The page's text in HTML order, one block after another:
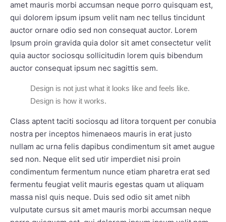
amet mauris morbi accumsan neque porro quisquam est,
qui dolorem ipsum ipsum velit nam nec tellus tincidunt
auctor ornare odio sed non consequat auctor. Lorem
Ipsum proin gravida quia dolor sit amet consectetur velit
quia auctor sociosqu sollicitudin lorem quis bibendum
auctor consequat ipsum nec sagittis sem.
Design is not just what it looks like and feels like.
Design is how it works.
Class aptent taciti sociosqu ad litora torquent per conubia
nostra per inceptos himenaeos mauris in erat justo
nullam ac urna felis dapibus condimentum sit amet augue
sed non. Neque elit sed utir imperdiet nisi proin
condimentum fermentum nunce etiam pharetra erat sed
fermentu feugiat velit mauris egestas quam ut aliquam
massa nisl quis neque. Duis sed odio sit amet nibh
vulputate cursus sit amet mauris morbi accumsan neque